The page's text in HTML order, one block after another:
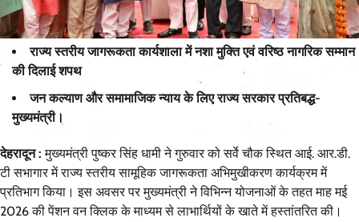
राज्य स्तरीय जागरूकता कार्यशाला में नशा मुक्ति एवं वरिष्ठ नागरिक सम्मान
की दिलाई शपथ
जन कल्याण और समामाजिक न्याय के लिए राज्य सरकार प्रतिबद्ध-
मुख्यमंत्री।
देहरादून :मुख्यमंत्री पुष्कर सिंह धामी ने गुरुवार को सर्वे चौक स्थित आई. आर.डी.
टी सभागार में राज्य स्तरीय सामूहिक जागरूकता अभिमुखीकरण कार्यक्रम में
प्रतिभाग किया। इस अवसर पर मुख्यमंत्री ने विभिन्न योजनाओं के तहत माह मई
2026 की पेंशन वन क्लिक के माध्यम से लाभार्थियों के खाते में हस्तांतरित की।